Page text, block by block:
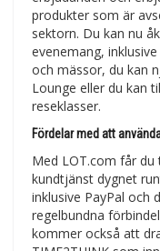
produkter som är
sektorn. Du kan nu
evenemang,
och mässor, du kan
Lounge eller du kan
reseklasser.
Fördelar med att
Med LOT.com får
kundtjänst dygnet
inklusive PayPal och
regelbundna
kommer också att